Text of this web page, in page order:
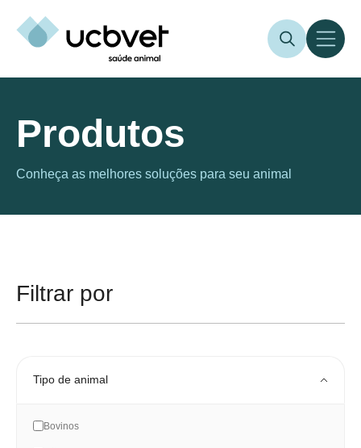
Produtos
Conheça as melhores soluções para seu animal
Filtrar por
Tipo de animal
Bovinos